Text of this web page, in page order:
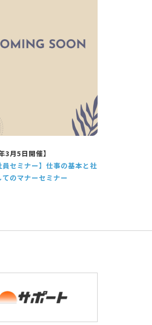
3月5日開催】
員セミナー】仕事の基本と社
のマナーセミナー